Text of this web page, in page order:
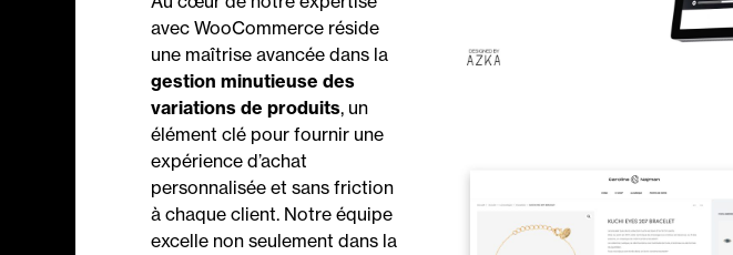
avec WooCommerce réside
une maîtrise avancée dans la
gestion minutieuse des
variations de produits, un
élément clé pour fournir une
expérience d’achat
personnalisée et sans friction
à chaque client. Notre équipe
excelle non seulement dans la